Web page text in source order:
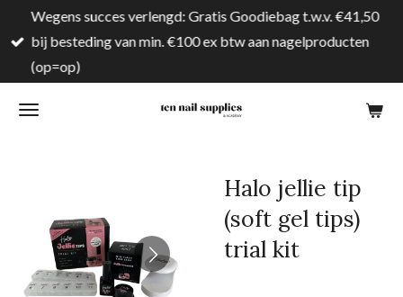
direct
naar
hoofdinhoud
Wegens succes verlengd: Gratis Goodiebag t.w.v. €41,50
bij besteding van min. €100 ex btw aan nagelproducten
(op=op)
Halo jellie tip
(soft gel tips)
trial kit